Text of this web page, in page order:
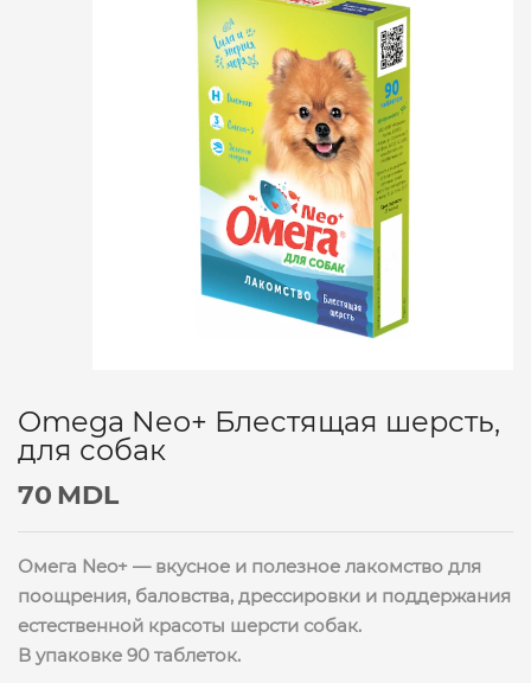
Omega Neo+ Блестящая шерсть,
для собак
70 MDL
Омега Neo+ — вкусное и полезное лакомство для
поощрения, баловства, дрессировки и поддержания
естественной красоты шерсти собак.
В упаковке 90 таблеток.